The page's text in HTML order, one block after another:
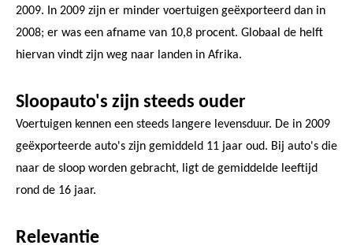
2009. In 2009 zijn er minder voertuigen geëxporteerd dan in
2008; er was een afname van 10,8 procent. Globaal de helft
hiervan vindt zijn weg naar landen in Afrika.
Sloopauto's zijn steeds ouder
Voertuigen kennen een steeds langere levensduur. De in 2009
geëxporteerde auto's zijn gemiddeld 11 jaar oud. Bij auto's die
naar de sloop worden gebracht, ligt de gemiddelde leeftijd
rond de 16 jaar.
Relevantie